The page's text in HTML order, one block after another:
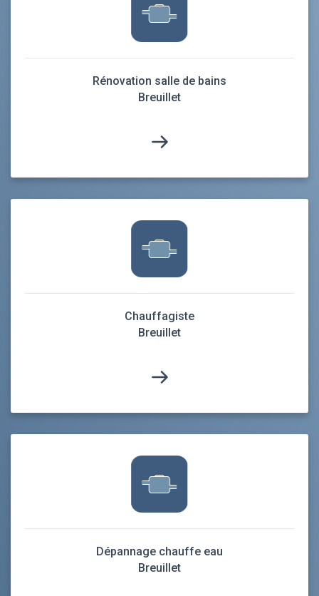
Rénovation salle de bains
Breuillet
Chauffagiste
Breuillet
Dépannage chauffe eau
Breuillet